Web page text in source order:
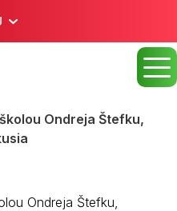
Ondreja Štefku,
Ondreja Štefku,